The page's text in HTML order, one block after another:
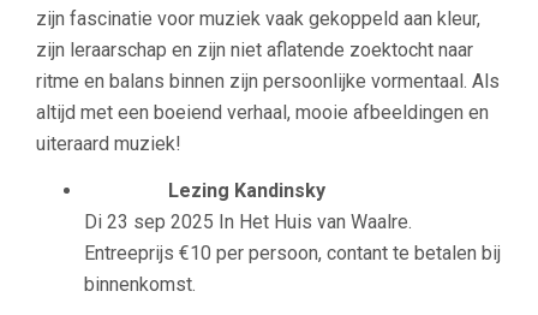
zijn fascinatie voor muziek vaak gekoppeld aan kleur,
zijn leraarschap en zijn niet aflatende zoektocht naar
ritme en balans binnen zijn persoonlijke vormentaal. Als
altijd met een boeiend verhaal, mooie afbeeldingen en
uiteraard muziek!
Lezing Kandinsky
Di 23 sep 2025 In Het Huis van Waalre.
Entreeprijs €10 per persoon, contant te betalen bij
binnenkomst.